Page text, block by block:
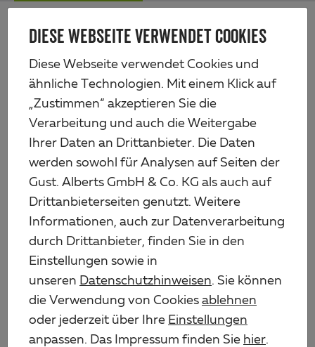
DIESE WEBSEITE VERWENDET COOKIES
Diese Webseite verwendet Cookies und
ähnliche Technologien. Mit einem Klick auf
„Zustimmen“ akzeptieren Sie die
Verarbeitung und auch die Weitergabe
Ihrer Daten an Drittanbieter. Die Daten
werden sowohl für Analysen auf Seiten der
Gust. Alberts GmbH & Co. KG als auch auf
Drittanbieterseiten genutzt. Weitere
Informationen, auch zur Datenverarbeitung
durch Drittanbieter, finden Sie in den
Einstellungen sowie in
unseren Datenschutzhinweisen. Sie können
die Verwendung von Cookies ablehnen
oder jederzeit über Ihre Einstellungen
anpassen. Das Impressum finden Sie hier.
Zum
Alberts
Produkte Profile & Bleche Profile aus Aluminium Winkelprofil